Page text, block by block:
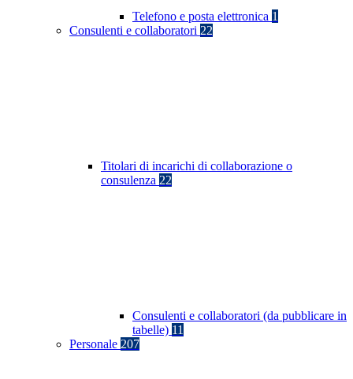
Telefono e posta elettronica 1
Consulenti e collaboratori 22
Titolari di incarichi di collaborazione o
consulenza 22
Consulenti e collaboratori (da pubblicare in
tabelle) 11
Personale 207